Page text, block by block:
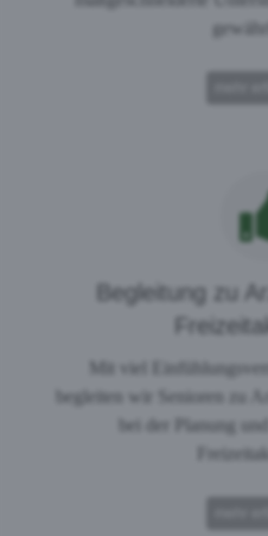
Begleitung zu
Mit viel
begleiten wir Senioren zu
bei der Planung